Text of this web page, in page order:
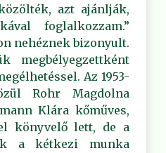
azt ajánlják,
foglalkozzam.”
nehéznek bizonyult.
megbélyegzettként
Az 1953-
Rohr Magdolna
Klára kőműves,
könyvelő lett, de a
a kétkezi munka